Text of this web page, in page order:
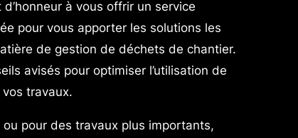
à vous offrir un service
pour vous apporter les solutions les
de gestion de déchets de chantier.
avisés pour optimiser l’utilisation de
travaux.
pour des travaux plus importants,